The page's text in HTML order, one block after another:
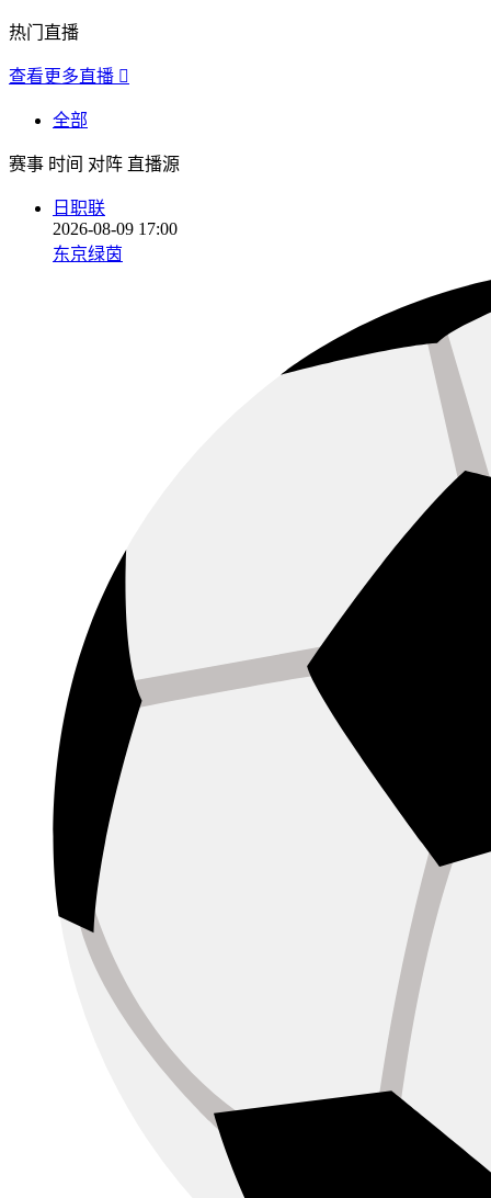
热门直播
查看更多直播 
全部
赛事 时间 对阵 直播源
日职联
2026-08-09 17:00
东京绿茵